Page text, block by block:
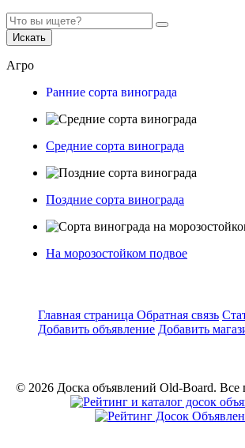
Искать
Агро
Ранние сорта винограда
Средние сорта винограда
Поздние сорта винограда
На морозостойком подвое
Главная страница Обратная связь
Добавить объявление Добавить
© 2026 Доска объявлений Old-Board.